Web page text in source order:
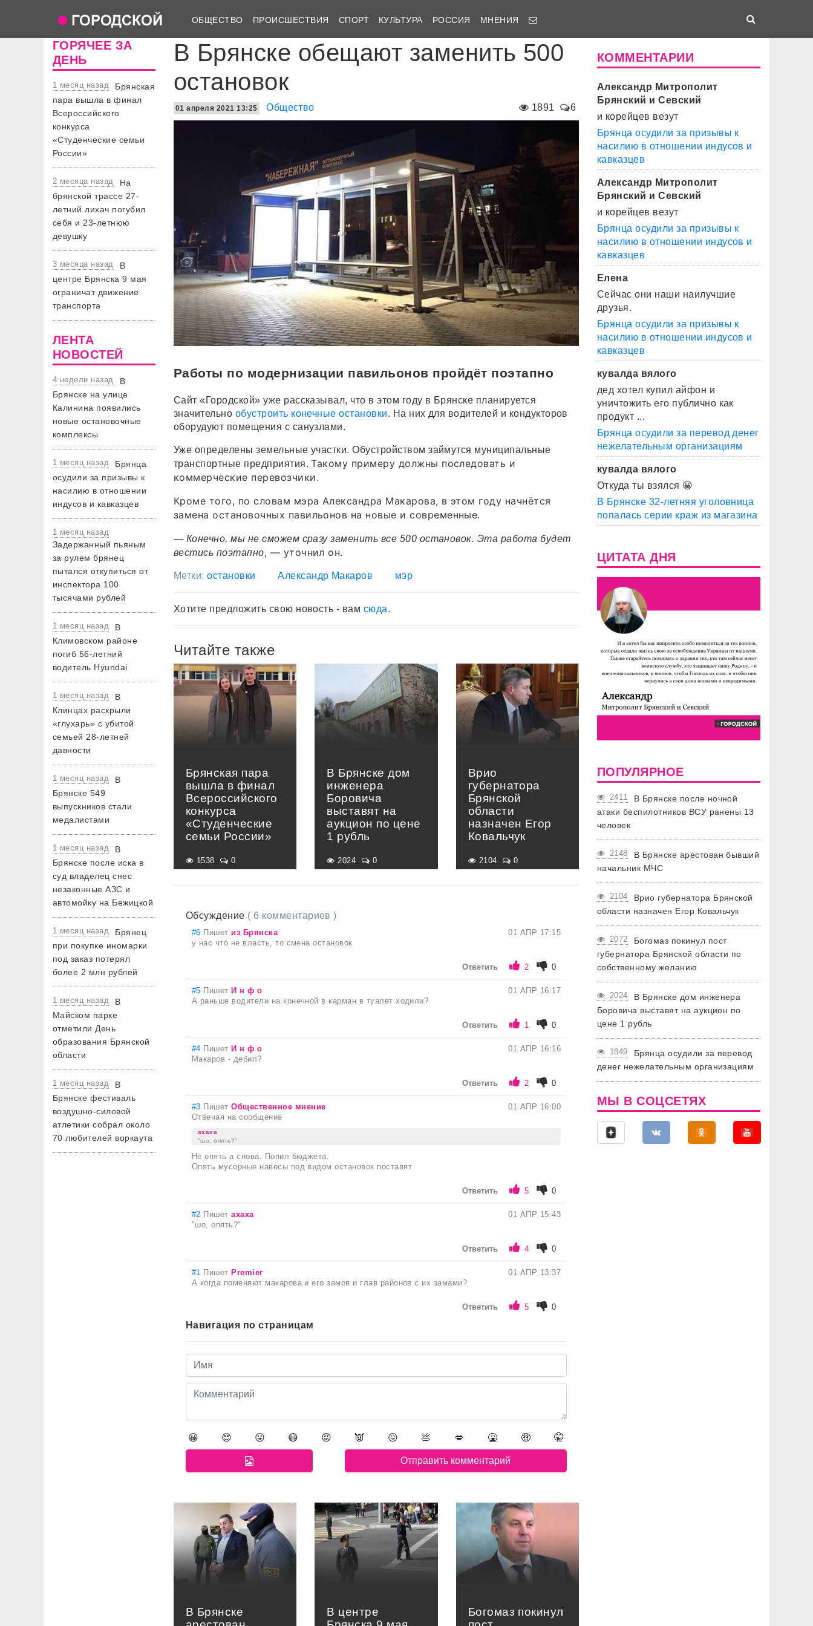
ОБЩЕСТВО ПРОИСШЕСТВИЯ СПОРТ КУЛЬТУРА РОССИЯ МНЕНИЯ
ГОРЯЧЕЕ ЗА
ДЕНЬ
1 месяц назад
Брянская
пара вышла в финал
Всероссийского
конкурса
«Студенческие семьи
России»
2 месяца назад
На
брянской трассе 27-
летний лихач погубил
себя и 23-летнюю
девушку
3 месяца назад
В
центре Брянска 9 мая
ограничат движение
транспорта
ЛЕНТА
НОВОСТЕЙ
4 недели назад
В
Брянске на улице
Калинина появились
новые остановочные
комплексы
1 месяц назад
Брянца
осудили за призывы к
насилию в отношении
индусов и кавказцев
1 месяц назад
Задержанный пьяным
за рулем брянец
пытался откупиться от
инспектора 100
тысячами рублей
1 месяц назад
В
Климовском районе
погиб 56-летний
водитель Hyundai
1 месяц назад
В
Клинцах раскрыли
«глухарь» с убитой
семьей 28-летней
давности
1 месяц назад
В
Брянске 549
выпускников стали
медалистами
1 месяц назад
В
Брянске после иска в
суд владелец снес
незаконные АЗС и
автомойку на Бежицкой
1 месяц назад
Брянец
при покупке иномарки
под заказ потерял
более 2 млн рублей
1 месяц назад
В
Майском парке
отметили День
образования Брянской
области
1 месяц назад
В
Брянске фестиваль
воздушно-силовой
атлетики собрал около
70 любителей воркаута
В Брянске обещают заменить 500
остановок
1891 6
01 апреля 2021 13:25 Общество
Работы по модернизации павильонов пройдёт поэтапно
Сайт «Городской» уже рассказывал, что в этом году в Брянске планируется
значительно обустроить конечные остановки. На них для водителей и кондукторов
оборудуют помещения с санузлами.
Уже определены земельные участки. Обустройством займутся муниципальные
транспортные предприятия.Такому примеру должны последовать и
коммерческие перевозчики.
Кроме того, по словам мэра Александра Макарова, в этом году начнётся
замена остановочных павильонов на новые и современные.
— Конечно, мы не сможем сразу заменить все 500 остановок. Эта работа будет
вестись поэтапно, — уточнил он.
Метки:остановки Александр Макаров мэр
Хотите предложить свою новость - вам сюда.
Читайте также
Брянская пара
вышла в финал
Всероссийского
конкурса
«Студенческие
семьи России»
1538 0
В Брянске дом
инженера
Боровича
выставят на
аукцион по цене
1 рубль
2024 0
Врио
губернатора
Брянской
области
назначен Егор
Ковальчук
2104 0
Обсуждение ( 6 комментариев )
#6 Пишет из Брянска
01 АПР 17:15
у нас что не власть, то смена остановок
Ответить 2 0
#5 Пишет И н ф о
01 АПР 16:17
А раньше водители на конечной в карман в туалет ходили?
Ответить 1 0
#4 Пишет И н ф о
01 АПР 16:16
Макаров - дебил?
Ответить 2 0
#3 ПишетОбщественное мнение
01 АПР 16:00
Отвечая на сообщение
ахаха
"шо, опять?"
Не опять а снова. Попил бюджета.
Опять мусорные навесы под видом остановок поставят
Ответить 5 0
#2 Пишетахаха
01 АПР 15:43
"шо, опять?"
Ответить 4 0
#1 Пишет Premier
01 АПР 13:37
А когда поменяют макарова и его замов и глав районов с их замами?
Ответить 5 0
Навигация по страницам
😀 😍 😛 😷 😡 👿 😖 💩 💋 🤮 🤑 🤫
В Брянске
В центре
Богомаз покинул
КОММЕНТАРИИ
Александр Митрополит
Брянский и Севский
и корейцев везут
Брянца осудили за призывы к
насилию в отношении индусов и
кавказцев
Александр Митрополит
Брянский и Севский
и корейцев везут
Брянца осудили за призывы к
насилию в отношении индусов и
кавказцев
Елена
Сейчас они наши наилучшие
друзья.
Брянца осудили за призывы к
насилию в отношении индусов и
кавказцев
кувалда вялого
дед хотел купил айфон и
уничтожить его публично как
продукт ...
Брянца осудили за перевод денег
нежелательным организациям
кувалда вялого
Откуда ты взялся 😀
В Брянске 32-летняя уголовница
попалась серии краж из магазина
ЦИТАТА ДНЯ
ПОПУЛЯРНОЕ
2411
В Брянске после ночной
атаки беспилотников ВСУ ранены 13
человек
2148
В Брянске арестован бывший
начальник МЧС
2104
Врио губернатора Брянской
области назначен Егор Ковальчук
2072
Богомаз покинул пост
губернатора Брянской области по
собственному желанию
2024
В Брянске дом инженера
Боровича выставят на аукцион по
цене 1 рубль
1849
Брянца осудили за перевод
денег нежелательным организациям
МЫ В СОЦСЕТЯХ